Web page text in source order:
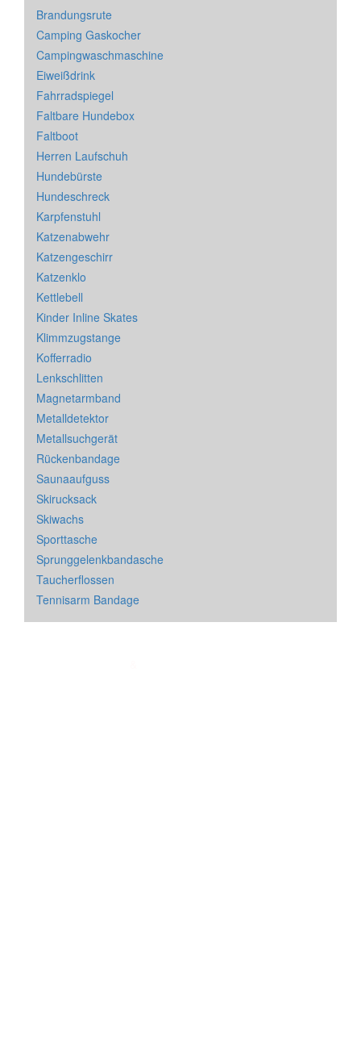
Brandungsrute
Camping Gaskocher
Campingwaschmaschine
Eiweißdrink
Fahrradspiegel
Faltbare Hundebox
Faltboot
Herren Laufschuh
Hundebürste
Hundeschreck
Karpfenstuhl
Katzenabwehr
Katzengeschirr
Katzenklo
Kettlebell
Kinder Inline Skates
Klimmzugstange
Kofferradio
Lenkschlitten
Magnetarmband
Metalldetektor
Metallsuchgerät
Rückenbandage
Saunaaufguss
Skirucksack
Skiwachs
Sporttasche
Sprunggelenkbandasche
Taucherflossen
Tennisarm Bandage